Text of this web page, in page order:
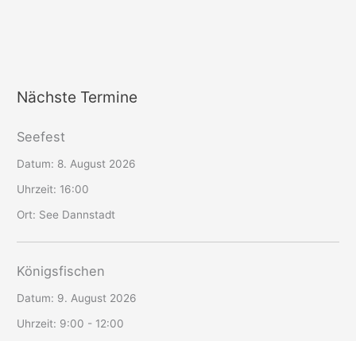
Nächste Termine
Seefest
Datum: 8. August 2026
Uhrzeit: 16:00
Ort: See Dannstadt
Königsfischen
Datum: 9. August 2026
Uhrzeit: 9:00 - 12:00